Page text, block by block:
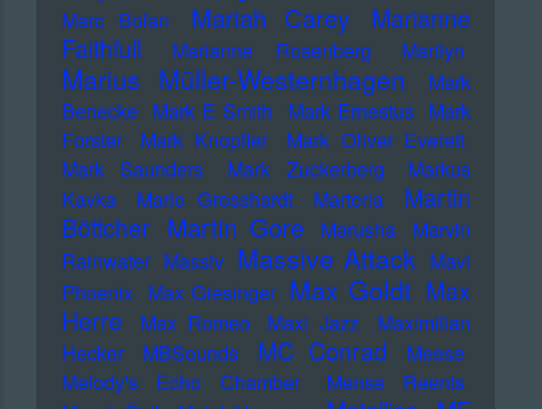
Marc Bolan Mariah Carey
Marianne
Faithfull
Marianne Rosenberg Marilyn
Marius Müller-Westernhagen
Mark
Benecke Mark E Smith Mark Ernestus Mark
Forster
Mark Knopfler
Mark Oliver Everett
Mark Saunders
Mark Zuckerberg
Markus
Kavka
Marlo Grosshardt Marteria
Martin
Böttcher Martin Gore Marusha
Marvin
Rainwater Massiv Massive Attack Mavi
Phoenix Max Giesinger Max Goldt Max
Herre
Max Romeo Maxi Jazz
Maximilian
Hecker
MBSounds MC Conrad
Meese
Melody's Echo Chamber
Mense Reents